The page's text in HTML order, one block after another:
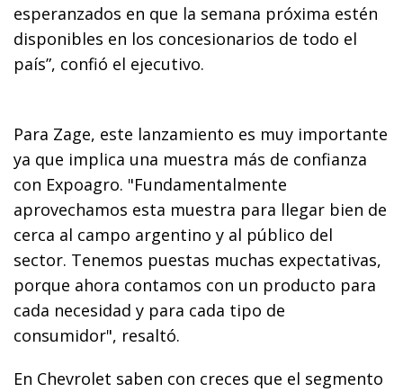
esperanzados en que la semana próxima estén
disponibles en los concesionarios de todo el
país”, confió el ejecutivo.
Para Zage, este lanzamiento es muy importante
ya que implica una muestra más de confianza
con Expoagro. "Fundamentalmente
aprovechamos esta muestra para llegar bien de
cerca al campo argentino y al público del
sector. Tenemos puestas muchas expectativas,
porque ahora contamos con un producto para
cada necesidad y para cada tipo de
consumidor", resaltó.
En Chevrolet saben con creces que el segmento